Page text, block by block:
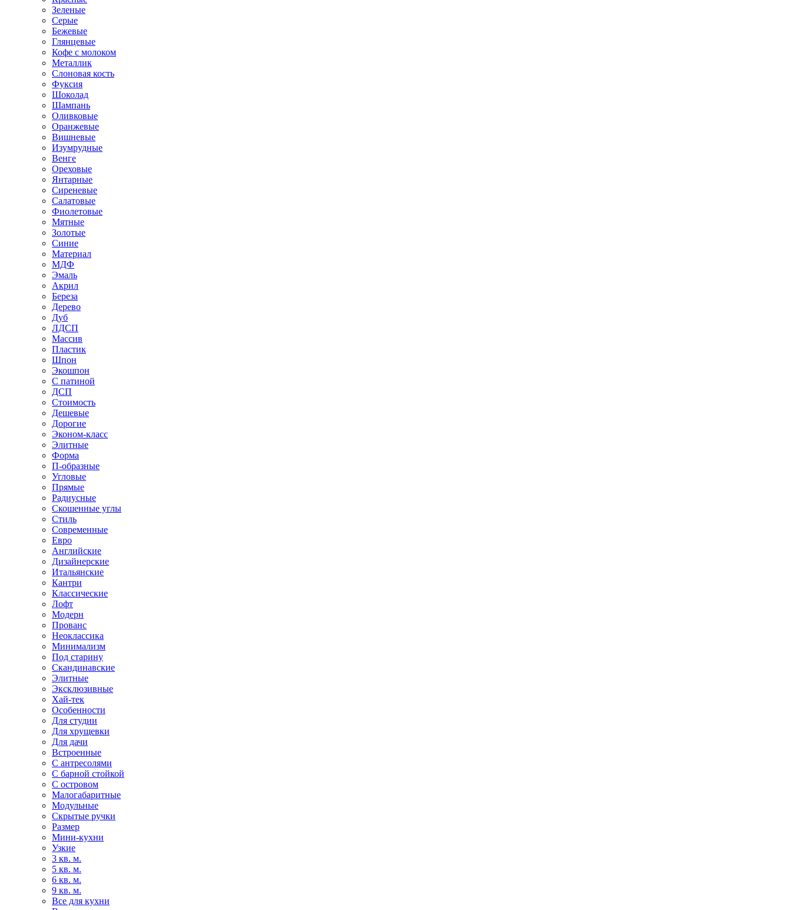
Зеленые
Серые
Бежевые
Глянцевые
Кофе с молоком
Металлик
Слоновая кость
Фуксия
Шоколад
Шампань
Оливковые
Оранжевые
Вишневые
Изумрудные
Венге
Ореховые
Янтарные
Сиреневые
Салатовые
Фиолетовые
Мятные
Золотые
Синие
Материал
МДФ
Эмаль
Акрил
Береза
Дерево
Дуб
ЛДСП
Массив
Пластик
Шпон
Экошпон
С патиной
ДСП
Стоимость
Дешевые
Дорогие
Эконом-класс
Элитные
Форма
П-образные
Угловые
Прямые
Радиусные
Скошенные углы
Стиль
Современные
Евро
Английские
Дизайнерские
Итальянские
Кантри
Классические
Лофт
Модерн
Прованс
Неоклассика
Минимализм
Под старину
Скандинавские
Элитные
Эксклюзивные
Хай-тек
Особенности
Для студии
Для хрущевки
Для дачи
Встроенные
С антресолями
С барной стойкой
С островом
Малогабаритные
Модульные
Скрытые ручки
Размер
Мини-кухни
Узкие
3 кв. м.
5 кв. м.
6 кв. м.
9 кв. м.
Все для кухни